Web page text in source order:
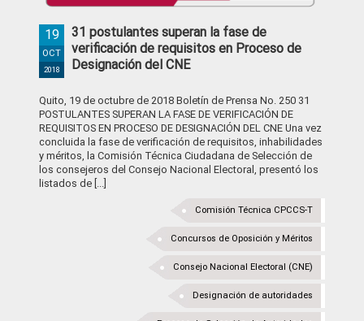
31 postulantes superan la fase de
verificación de requisitos en Proceso de
Designación del CNE
19
OCT
2018
Quito, 19 de octubre de 2018 Boletín de Prensa No. 250 31
POSTULANTES SUPERAN LA FASE DE VERIFICACIÓN DE
REQUISITOS EN PROCESO DE DESIGNACIÓN DEL CNE Una vez
concluida la fase de verificación de requisitos, inhabilidades
y méritos, la Comisión Técnica Ciudadana de Selección de
los consejeros del Consejo Nacional Electoral, presentó los
listados de [...]
Comisión Técnica CPCCS-T
Concursos de Oposición y Méritos
Consejo Nacional Electoral (CNE)
Designación de autoridades